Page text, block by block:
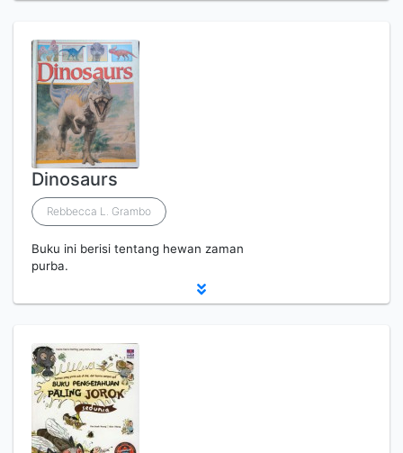
Dinosaurs
Rebbecca L. Grambo
Buku ini berisi tentang hewan zaman
purba.